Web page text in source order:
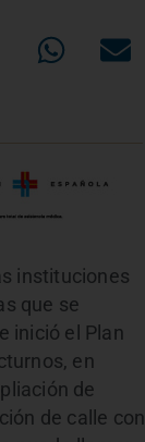
instituciones
que se
inició el Plan
en
de
de calle con